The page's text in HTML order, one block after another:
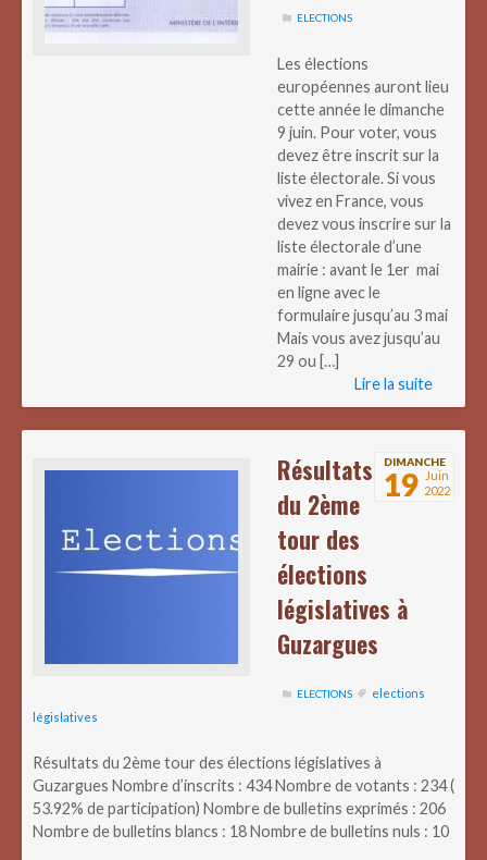
ELECTIONS
Les élections
européennes auront lieu
cette année le dimanche
9 juin. Pour voter, vous
devez être inscrit sur la
liste électorale. Si vous
vivez en France, vous
devez vous inscrire sur la
liste électorale d’une
mairie : avant le 1er mai
en ligne avec le
formulaire jusqu’au 3 mai
Mais vous avez jusqu’au
29 ou […]
Lire la suite
DIMANCHE
19
Juin
2022
Résultats
du 2ème
tour des
élections
législatives à
Guzargues
ELECTIONS
elections
législatives
Résultats du 2ème tour des élections législatives à
Guzargues Nombre d’inscrits : 434 Nombre de votants : 234 (
53.92% de participation) Nombre de bulletins exprimés : 206
Nombre de bulletins blancs : 18 Nombre de bulletins nuls : 10